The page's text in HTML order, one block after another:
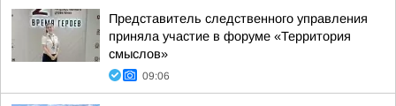
Представитель следственного управления
приняла участие в форуме «Территория
смыслов»
09:06